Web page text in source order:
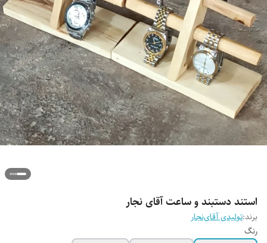
استند دستبند و ساعت آقای نجار
برند:تولیدی آقای‌نجار
رنگ